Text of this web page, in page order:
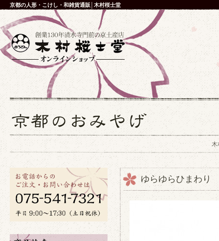
京都の人形・こけし・和雑貨通販│木村桜士堂
木
ゆらゆらひまわり